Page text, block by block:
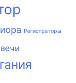
Регистраторы